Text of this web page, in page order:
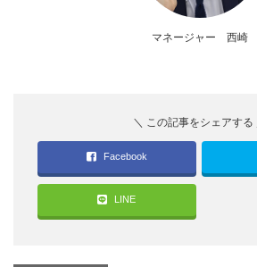
マネージャー 西崎
Facebook
LINE